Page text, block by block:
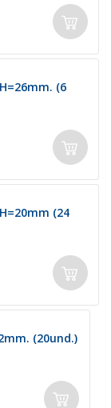
(6
H=20mm (24
(20und.)